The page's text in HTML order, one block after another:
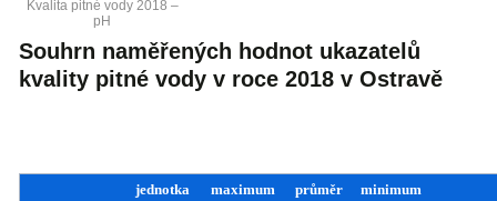
Kvalita pitné vody 2018 –
pH
Souhrn naměřených hodnot ukazatelů
kvality pitné vody v roce 2018 v Ostravě
jednotka maximum průměr minimum